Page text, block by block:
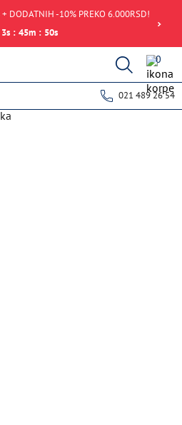
DODATNIH -10% PREKO 6.000RSD!
3s : 45m : 50s
0
021 489 26 54